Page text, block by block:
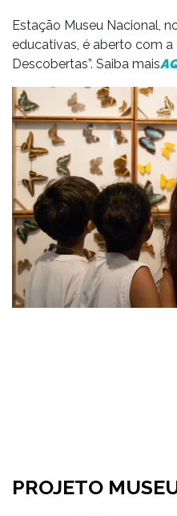
Estação Museu Nacional,
educativas, é aberto com a
Descobertas”. Saiba mais
PROJETO